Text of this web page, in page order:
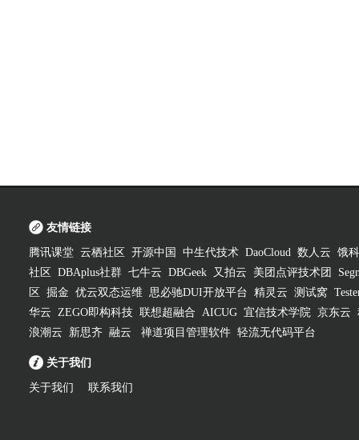
友情链接
腾讯课堂 云栖社区 开源中国 中生代技术 DaoCloud 数人云 饿
社区
DBAplus社群 七牛云 DBGeek 又拍云 美团点评技术团
区
掘金 优云双态运维 思必驰DUI开放平台 精灵云 测试窝
华云 ZEGO即构科技 联想超融合 AICUG 宜信技术学院 京东云
浪潮云
新思齐 融云 禅道项目管理软件 轻流无代码平台
关于我们
关于我们 联系我们